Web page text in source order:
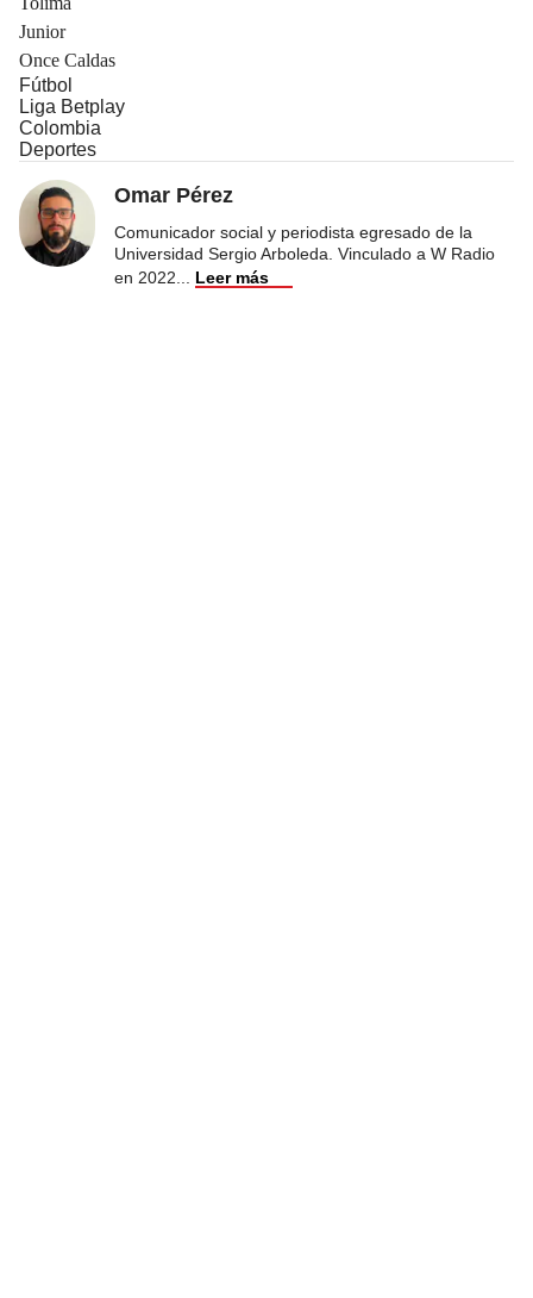
Junior
Once Caldas
Fútbol
Liga Betplay
Colombia
Deportes
Omar Pérez
Comunicador social y periodista egresado de la
Universidad Sergio Arboleda. Vinculado a W Radio
en 2022
Leer más